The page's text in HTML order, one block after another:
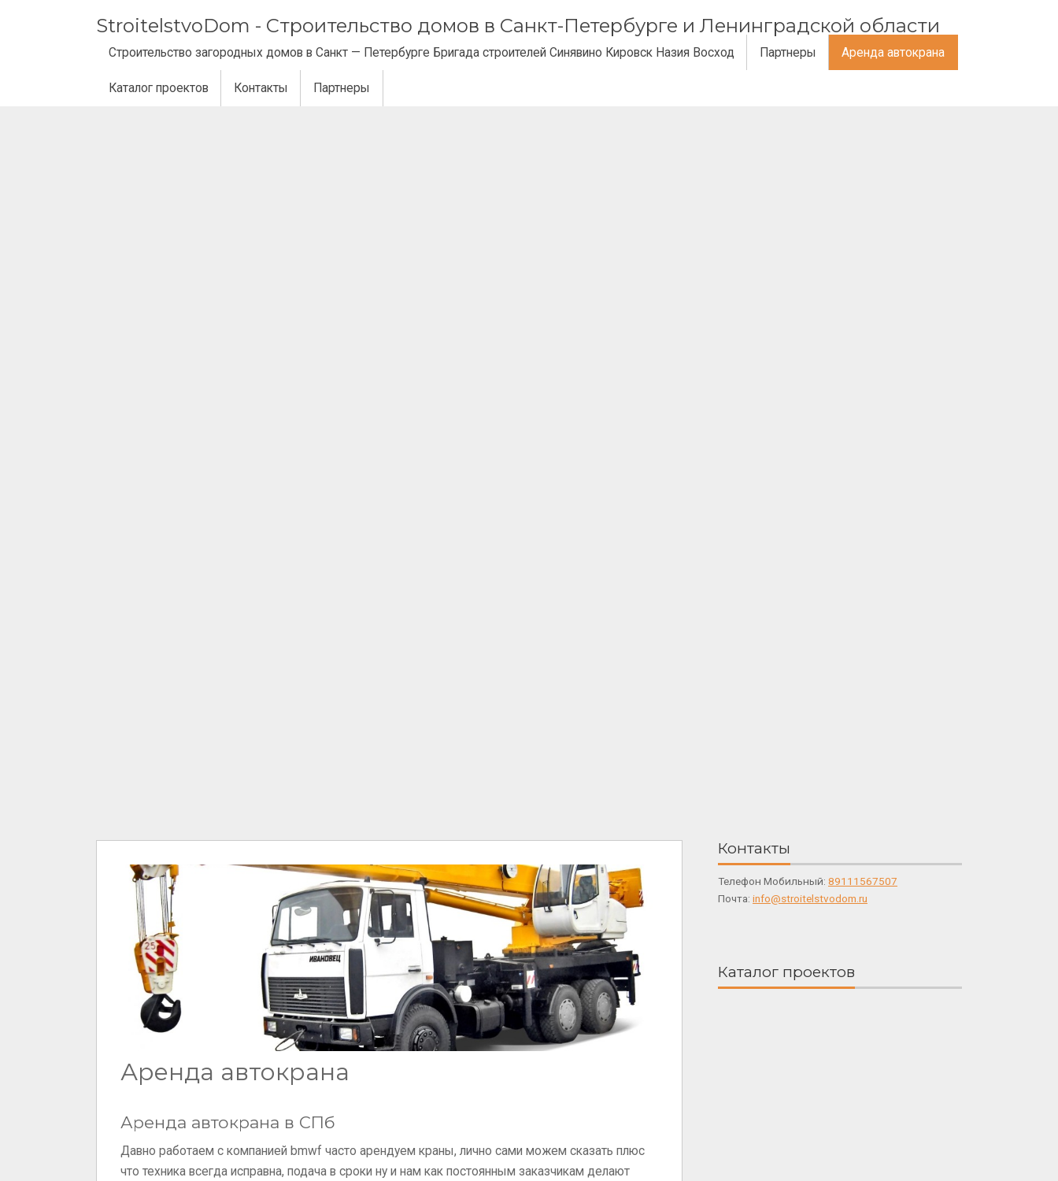
StroitelstvoDom - Строительство домов в Санкт-Петербурге и Ленинградской области
Строительство загородных домов в Санкт — Петербурге Бригада строителей Синявино Кировск Назия Восход Партнеры Аренда автокрана
Каталог проектов Контакты Партнеры
Аренда автокрана
Аренда автокрана в СПб
Давно работаем с компанией bmwf часто арендуем краны, лично сами можем сказать плюс
что техника всегда исправна, подача в сроки ну и нам как постоянным заказчикам делают
Контакты
Телефон Мобильный: 89111567507
Почта: info@stroitelstvodom.ru
Каталог проектов